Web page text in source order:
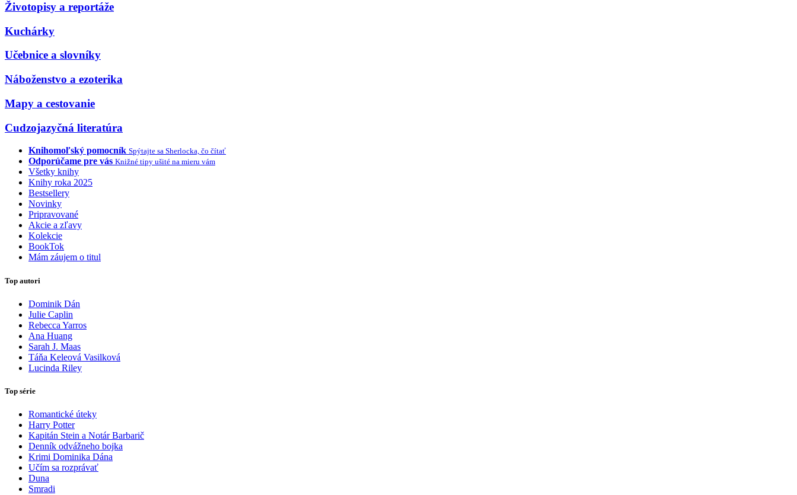
Životopisy a reportáže
Kuchárky
Učebnice a slovníky
Náboženstvo a ezoterika
Mapy a cestovanie
Cudzojazyčná literatúra
Knihomoľský pomocník Spýtajte sa Sherlocka, čo čítať
Odporúčame pre vás Knižné tipy ušité na mieru vám
Všetky knihy
Knihy roka 2025
Bestsellery
Novinky
Pripravované
Akcie a zľavy
Kolekcie
BookTok
Mám záujem o titul
Top autori
Dominik Dán
Julie Caplin
Rebecca Yarros
Ana Huang
Sarah J. Maas
Táňa Keleová Vasilková
Lucinda Riley
Top série
Romantické úteky
Harry Potter
Kapitán Stein a Notár Barbarič
Denník odvážneho bojka
Krimi Dominika Dána
Učím sa rozprávať
Duna
Smradi